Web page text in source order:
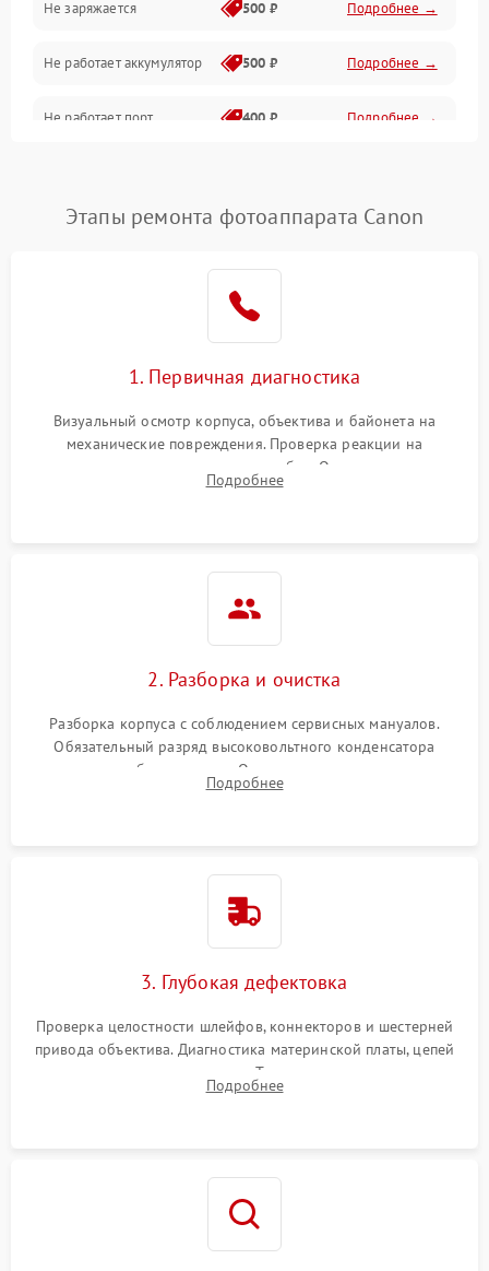
Объективы
Программные сбои
Коммуникации и интерфейсы
Не заряжается 500 ₽ Подробнее →
Не работает аккумулятор 500 ₽ Подробнее →
Не работает порт 400 ₽ Подробнее →
Этапы ремонта фотоаппарата Canon
1. Первичная диагностика
Визуальный осмотр корпуса, объектива и байонета на
механические повреждения. Проверка реакции на
включение, считывание кодов ошибок. Оценка состояния
матрицы и затвора, проверка работы автофокуса и вспышки.
Подробнее
2. Разборка и очистка
Разборка корпуса с соблюдением сервисных мануалов.
Обязательный разряд высоковольтного конденсатора
вспышки для безопасности. Очистка внутренних узлов от
пыли, песка и следов влаги с помощью спецсредств.
Подробнее
3. Глубокая дефектовка
Проверка целостности шлейфов, коннекторов и шестерней
привода объектива. Диагностика материнской платы, цепей
питания и картоприемника. Тестирование механизма
затвора и блока внутрикамерной стабилизации.
Подробнее